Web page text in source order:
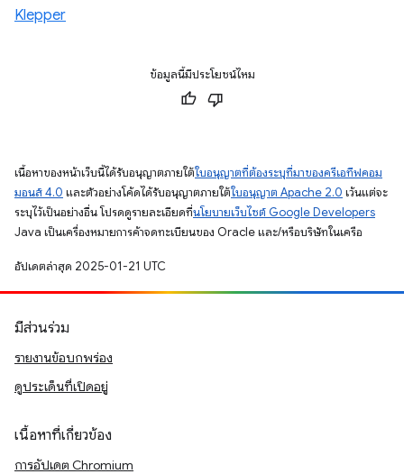
Klepper
ข้อมูลนี้มีประโยชน์ไหม
เนื้อหาของหน้าเว็บนี้ได้รับอนุญาตภายใต้ใบอนุญาตที่ต้องระบุที่มาของครีเอทีฟคอม
มอนส์ 4.0 และตัวอย่างโค้ดได้รับอนุญาตภายใต้ใบอนุญาต Apache 2.0 เว้นแต่จะ
ระบุไว้เป็นอย่างอื่น โปรดดูรายละเอียดที่นโยบายเว็บไซต์ Google Developers
Java เป็นเครื่องหมายการค้าจดทะเบียนของ Oracle และ/หรือบริษัทในเครือ
อัปเดตล่าสุด 2025-01-21 UTC
มีส่วนร่วม
รายงานข้อบกพร่อง
ดูประเด็นที่เปิดอยู่
เนื้อหาที่เกี่ยวข้อง
การอัปเดต Chromium